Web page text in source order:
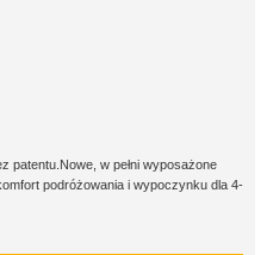
patentu.Nowe, w pełni wyposażone
podróżowania i wypoczynku dla 4-